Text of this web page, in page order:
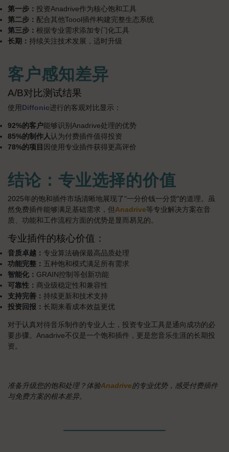
第一步： 投资Anadrive作为核心饱和工具
第二步： 配合其他Toool插件构建完整生态系统
第三步： 根据专业需求添加专门化工具
长期： 持续关注技术发展，适时升级
客户感知差异
A/B对比测试结果
使用 Diffonic进行的客观对比显示：
92%的客户能够识别Anadrive处理的优势
85%的制作人认为付费插件值得投资
78%的项目 因使用专业插件获得更高评价
结论：专业选择的价值
2025年的饱和插件市场清晰地展现了"一分价钱一分货"的道理。虽
然免费插件能够满足基础需求，但Anadrive等专业解决方案在音
质、功能和工作流程方面的优势是显而易见的。
专业插件的核心价值：
音质卓越： 专业算法确保最高品质处理
功能完整： 五种饱和模式满足所有需求
智能化： GRAIN控制等创新功能
可靠性： 商业级稳定性和兼容性
支持完善： 持续更新和技术支持
投资回报： 长期来看成本效益更优
对于认真对待音乐制作的专业人士，投资专业工具是通向成功的必
要步骤。Anadrive不仅是一个饱和插件，更是您音乐生涯的长期投
资。
准备升级您的饱和处理？体验Anadrive的专业优势，感受付费插件
与免费方案的根本差异。